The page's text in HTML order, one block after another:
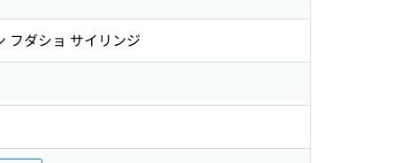
フダショ サイリンジ